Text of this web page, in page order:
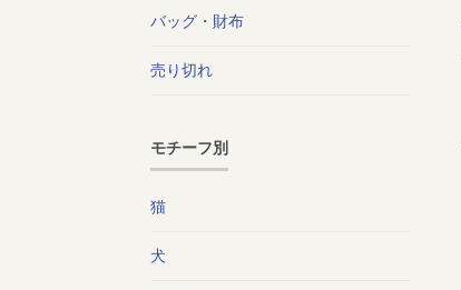
バッグ・財布
売り切れ
モチーフ別
猫
犬